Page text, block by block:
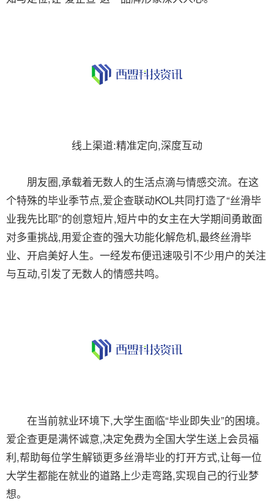
线上渠道:精准定向,深度互动
朋友圈,承载着无数人的生活点滴与情感交流。在这
个特殊的毕业季节点,爱企查联动KOL共同打造了“丝滑毕
业我先比耶”的创意短片,短片中的女主在大学期间勇敢面
对多重挑战,用爱企查的强大功能化解危机,最终丝滑毕
业、开启美好人生。一经发布便迅速吸引不少用户的关注
与互动,引发了无数人的情感共鸣。
在当前就业环境下,大学生面临“毕业即失业”的困境。
爱企查更是满怀诚意,决定免费为全国大学生送上会员福
利,帮助每位学生解锁更多丝滑毕业的打开方式,让每一位
大学生都能在就业的道路上少走弯路,实现自己的行业梦
想。